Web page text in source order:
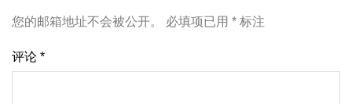
您的邮箱地址不会被公开。 必填项已用 * 标注
评论 *